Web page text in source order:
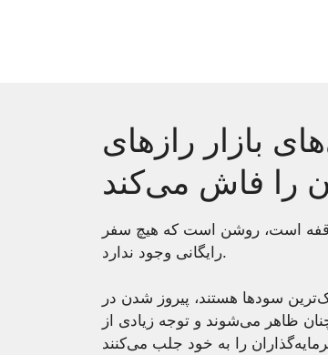
بازار رازهای
را فاش می‌کند
است، روشن است که هیچ سفر
رایگانی وجود ندارد.
سودها هستند، پیروز شدن در
ظاهر می‌شوند و توجه زیادی از